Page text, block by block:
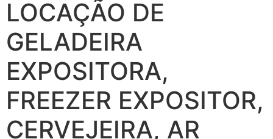
LOCAÇÃO DE
GELADEIRA
EXPOSITORA,
FREEZER EXPOSITOR,
CERVEJEIRA, AR